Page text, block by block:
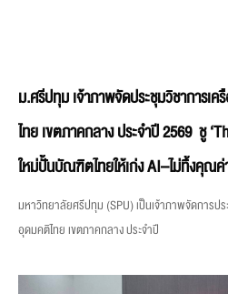
ม.ศรีปทุม เจ้าภาพจัดประชุมวิชาการ
ไทย เขตภาคกลาง ประจำปี 2569 ชู
ใหม่ปั้นบัณฑิตไทยให้เก่ง AI–ไม่ทิ้งคุณ
มหาวิทยาลัยศรีปทุม (SPU) เป็นเจ้าภาพจัดการ
อุดมคติไทย เขตภาคกลาง ประจำปี